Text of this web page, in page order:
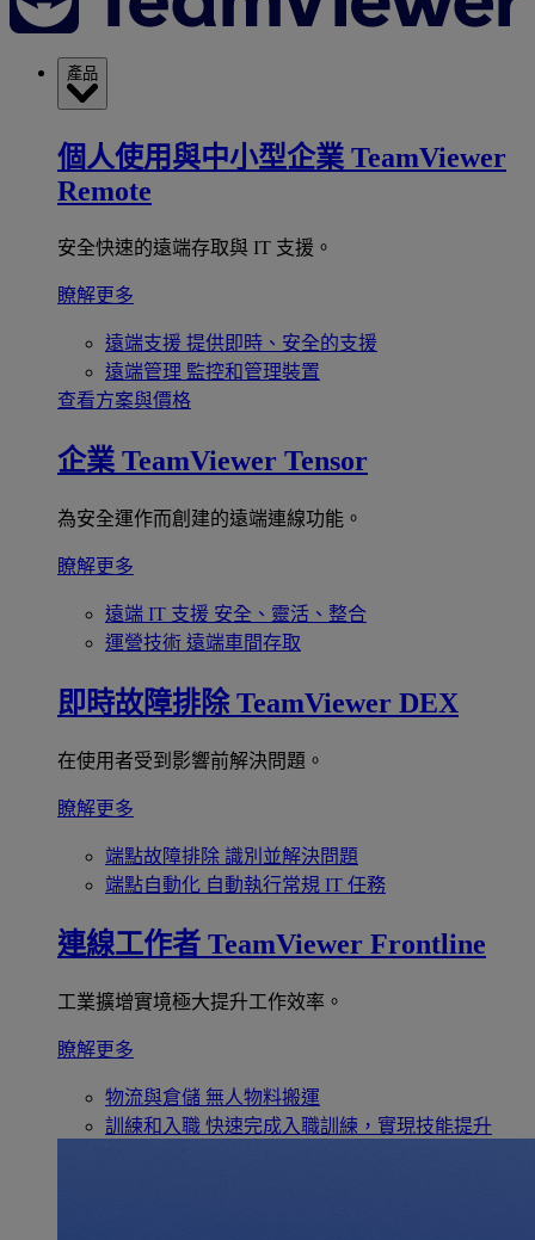
產品
個人使用與中小型企業 TeamViewer
Remote
安全快速的遠端存取與 IT 支援。
瞭解更多
遠端支援 提供即時、安全的支援
遠端管理 監控和管理裝置
查看方案與價格
企業 TeamViewer Tensor
為安全運作而創建的遠端連線功能。
瞭解更多
遠端 IT 支援 安全、靈活、整合
運營技術 遠端車間存取
即時故障排除 TeamViewer DEX
在使用者受到影響前解決問題。
瞭解更多
端點故障排除 識別並解決問題
端點自動化 自動執行常規 IT 任務
連線工作者 TeamViewer Frontline
工業擴增實境極大提升工作效率。
瞭解更多
物流與倉儲 無人物料搬運
訓練和入職 快速完成入職訓練，實現技能提升